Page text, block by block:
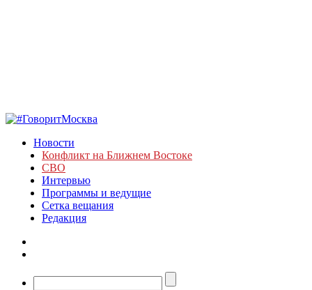
Новости
Конфликт на Ближнем Востоке
СВО
Интервью
Программы и ведущие
Сетка вещания
Редакция